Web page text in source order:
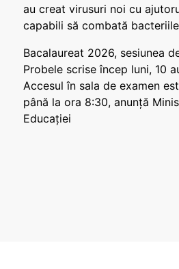
au creat virusuri noi cu
capabili să combată bacteriile
Bacalaureat 2026, sesiunea
Probele scrise încep luni, 10
Accesul în sala de examen
până la ora 8:30, anunță
Educației